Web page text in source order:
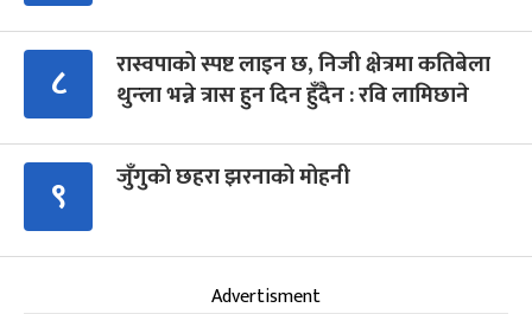
८
रास्वपाको स्पष्ट लाइन छ, निजी क्षेत्रमा कतिबेला
थुन्ला भन्ने त्रास हुन दिन हुँदैन : रवि लामिछाने
९ जुँगुको छहरा झरनाको मोहनी
Advertisment